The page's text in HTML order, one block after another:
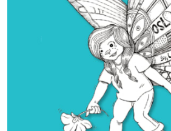
Kurs og arrangementer